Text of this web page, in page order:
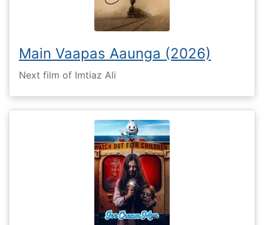
Main Vaapas Aaunga (2026)
Next film of Imtiaz Ali